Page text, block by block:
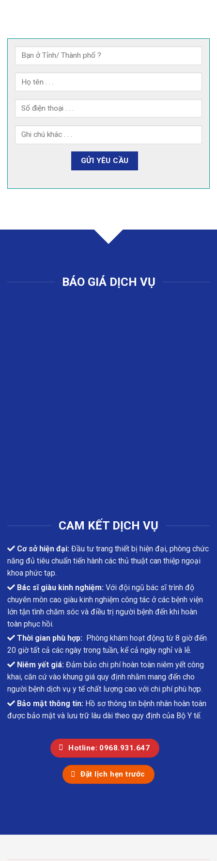
BÁO GIÁ DỊCH VỤ
CAM KẾT DỊCH VỤ
Cơ sở hiện đại: Đầu tư trang thiết bị hiện đại, phòng chức
năng đủ tiêu chuẩn tiến hành các thủ thuật can thiệp ngoại
khoa phức tạp.
Bác sĩ giàu kinh nghiệm: Với đội ngũ bác sĩ trình độ
chuyên môn cao giàu kinh nghiệm công tác ở các bệnh viện
lớn tận tình chăm sóc và điều trị người bệnh đến khi hoàn
toàn phục hồi.
Thời gian phù hợp: Phòng khám hoạt động từ 8 giờ đến
20 giờ tất cả các ngày trong tuần, kể cả ngày nghỉ và lễ.
Niêm yết giá: Đảm bảo chi phí hoàn toàn niêm yết công
khai, căn cứ vào khung giá quy định nhằm mang đến cho
người bệnh dịch vụ y tế chất lượng cao với chi phí phù hợp.
Bảo mật thông tin: Hồ sơ thông tin bệnh nhân hoàn toàn
được bảo mật và lưu trữ lâu dài theo quy định của Bộ Y tế.
Hotline: 0968.931.647
Đặt lịch hẹn trước